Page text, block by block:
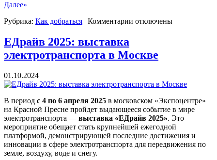
Далее»
Рубрика: Как добраться | Комментарии к
-
общественным
транспортом
отключены
ЕДрайв 2025: выставка
электротранспорта в Москве
01.10.2024
В период с 4 по 6 апреля 2025 в московском «Экспоцентре»
на Красной Пресне пройдет выдающееся событие в мире
электротранспорта — выставка «ЕДрайв 2025». Это
мероприятие обещает стать крупнейшей ежегодной
платформой, демонстрирующей последние достижения и
инновации в сфере электротранспорта для передвижения по
земле, воздуху, воде и снегу.